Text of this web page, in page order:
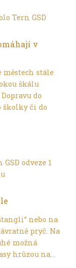
v
stále
škálu
do
školky či do
nebo na
pryč. Na
možná
hrůzou na...